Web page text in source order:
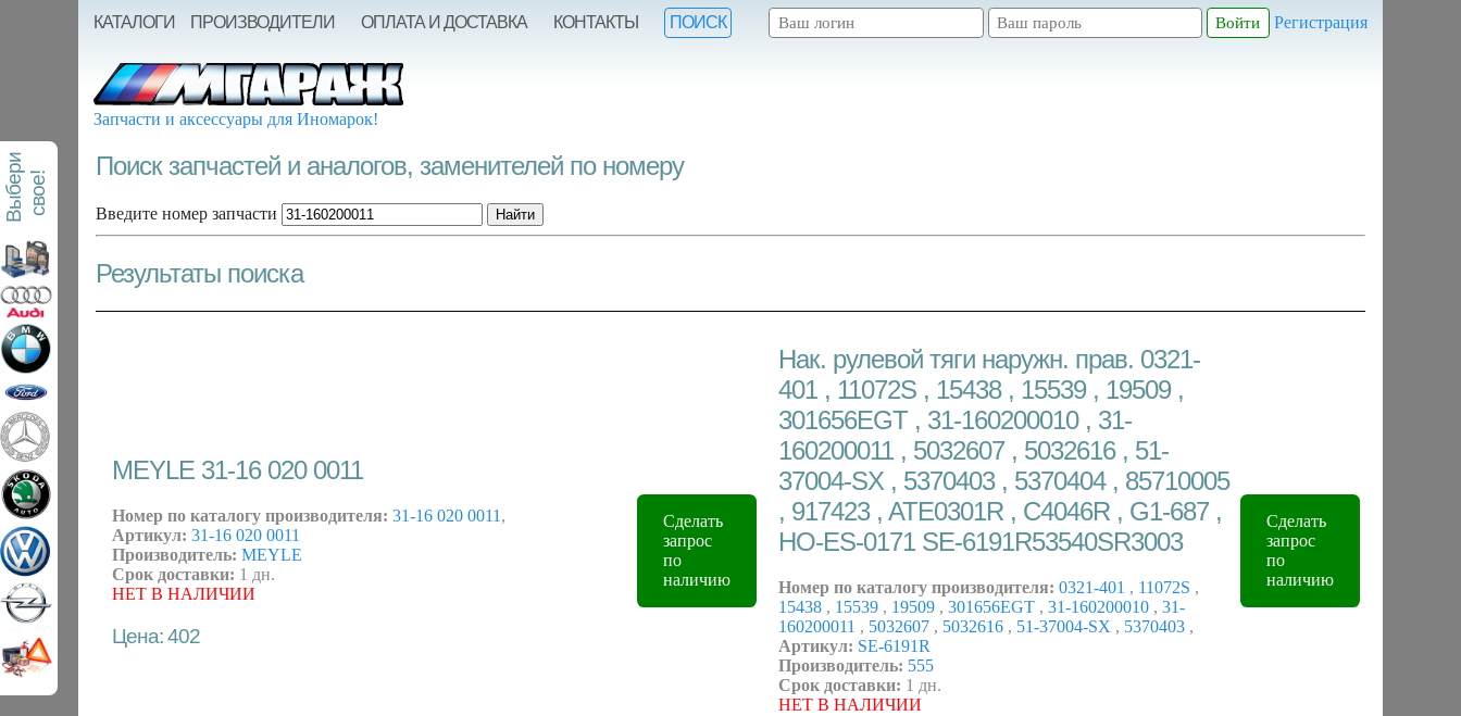
В
ы
б
е
р
и
с
в
о
е!
Регистрация
КАТАЛОГИ ПРОИЗВОДИТЕЛИ ОПЛАТА И ДОСТАВКА КОНТАКТЫ ПОИСК
Запчасти и аксессуары для Иномарок!
Поиск запчастей и аналогов, заменителей по номеру
Введите номер запчасти
Результаты поиска
MEYLE 31-16 020 0011
Номер по каталогу производителя: 31-16 020 0011,
Артикул: 31-16 020 0011
Производитель: MEYLE
Срок доставки: 1 дн.
НЕТ В НАЛИЧИИ
Цена: 402
Сделать
запрос
по
наличию
Нак. рулевой тяги наружн. прав. 0321-
401 , 11072S , 15438 , 15539 , 19509 ,
301656EGT , 31-160200010 , 31-
160200011 , 5032607 , 5032616 , 51-
37004-SX , 5370403 , 5370404 , 85710005
, 917423 , ATE0301R , C4046R , G1-687 ,
HO-ES-0171 SE-6191R53540SR3003
Номер по каталогу производителя: 0321-401 , 11072S ,
15438 , 15539 , 19509 , 301656EGT , 31-160200010 , 31-
160200011 , 5032607 , 5032616 , 51-37004-SX , 5370403 ,
Артикул: SE-6191R
Производитель: 555
Срок доставки: 1 дн.
НЕТ В НАЛИЧИИ
Сделать
запрос
по
наличию